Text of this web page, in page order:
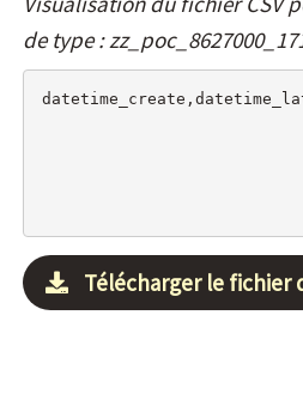
de type :
Télécharger le fichier